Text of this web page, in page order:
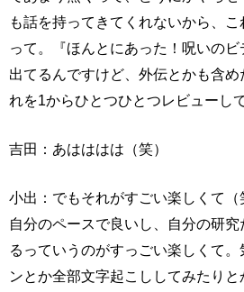
も話を持ってきてくれないから、
って。『ほんとにあった！呪いの
出てるんですけど、外伝とかも含
れを1からひとつひとつレビューし
吉田：あはははは（笑）
小出：でもそれがすごい楽しくて
自分のペースで良いし、自分の研
るっていうのがすっごい楽しくて
ンとか全部文字起こししてみたりと